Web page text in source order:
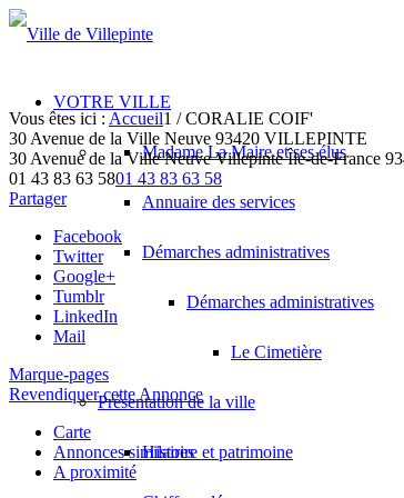
VOTRE VILLE
Madame La Maire et ses élus
Annuaire des services
Démarches administratives
Démarches administratives
Le Cimetière
Présentation de la ville
Histoire et patrimoine
Vous êtes ici : Accueil1 / CORALIE COIF'
30 Avenue de la Ville Neuve 93420 VILLEPINTE
30 Avenue de la Ville Neuve Villepinte Île-de-France
01 43 83 63 5801 43 83 63 58
Partager
Facebook
Twitter
Google+
Tumblr
LinkedIn
Mail
Marque-pages
Revendiquer cette Annonce
Carte
Annonces similaires
A proximité